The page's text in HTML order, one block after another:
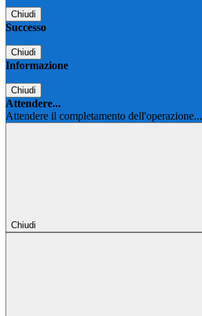
Chiudi
Successo
Chiudi
Informazione
Chiudi
Attendere...
Attendere il completamento dell'operazione...
Chiudi